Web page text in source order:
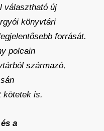
választható új
könyvtári
forrását.
polcain
származó,
kötetek is.
a